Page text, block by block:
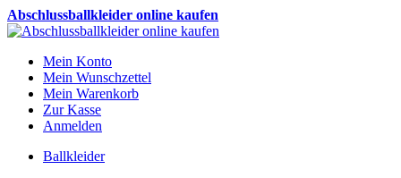
Abschlussballkleider online kaufen
Mein Konto
Mein Wunschzettel
Mein Warenkorb
Zur Kasse
Anmelden
Ballkleider